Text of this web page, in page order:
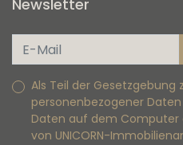
Newsletter
Als Teil der Gesetzgebung
personenbezogener
Daten auf dem Computer
von UNICORN-